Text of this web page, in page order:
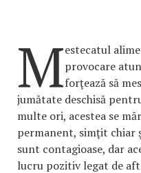
Mestecatul
provocare
forţează să
jumătate deschisă
multe ori, acestea se
permanent, simţit chiar
sunt contagioase, dar
lucru pozitiv legat de